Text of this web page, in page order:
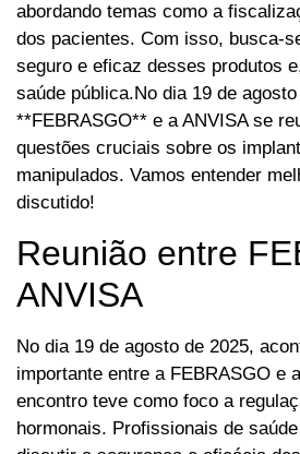
abordando temas como a
dos pacientes. Com isso, busca-
seguro e eficaz desses produtos
saúde pública.No dia 19 de
**FEBRASGO** e a ANVISA se
questões cruciais sobre os
manipulados. Vamos entender
discutido!
Reunião entre
ANVISA
No dia 19 de agosto de 2025,
importante entre a FEBRASGO e
encontro teve como foco a
hormonais. Profissionais de